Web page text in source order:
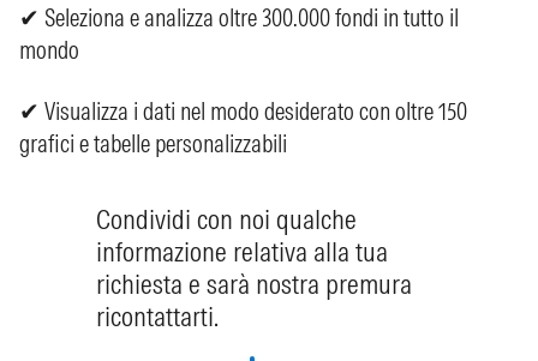
✔ Seleziona e analizza oltre 300.000 fondi in tutto il
mondo
✔ Visualizza i dati nel modo desiderato con oltre 150
grafici e tabelle personalizzabili
Condividi con noi qualche
informazione relativa alla tua
richiesta e sarà nostra premura
ricontattarti.